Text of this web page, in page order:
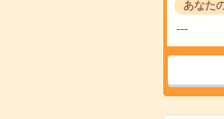
あなた
---